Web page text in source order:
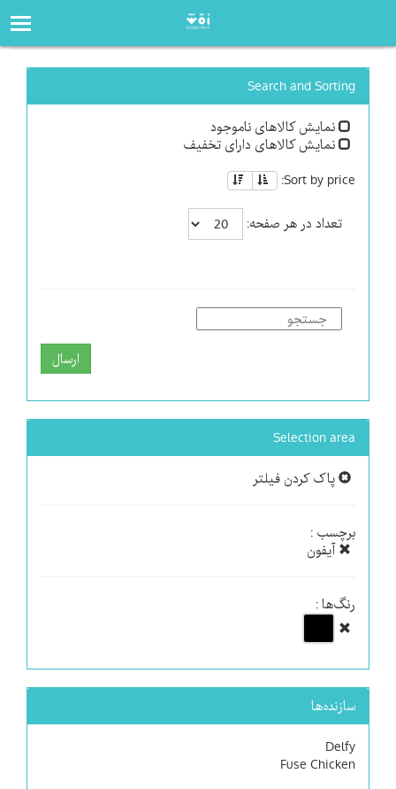
Search and Sorting
نمایش کالاهای ناموجود
نمایش کالاهای دارای تخفیف
Sort by price:
تعداد در هر صفحه:
ارسال
Selection area
پاک کردن فیلتر
برچسب :
آیفون
رنگ‌ها :
سازنده‌ها
Delfy
Fuse Chicken